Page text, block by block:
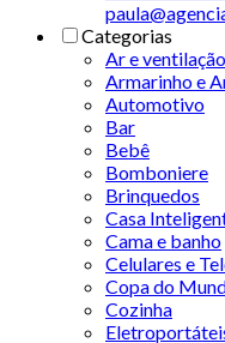
Categorias
Ar e ventilação
Armarinho e
Automotivo
Bar
Bebê
Bomboniere
Brinquedos
Casa
Cama e banho
Celulares e
Copa do
Cozinha